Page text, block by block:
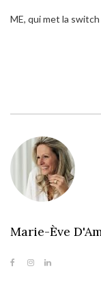
ME, qui met la
Marie-Ève